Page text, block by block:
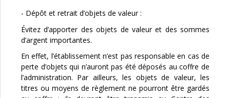
- Dépôt et retrait d’objets de valeur :
Évitez d’apporter des objets de valeur et des sommes
d’argent importantes.
En effet, l’établissement n’est pas responsable en cas de
perte d’objets qui n’auront pas été déposés au coffre de
l’administration. Par ailleurs, les objets de valeur, les
titres ou moyens de règlement ne pourront être gardés